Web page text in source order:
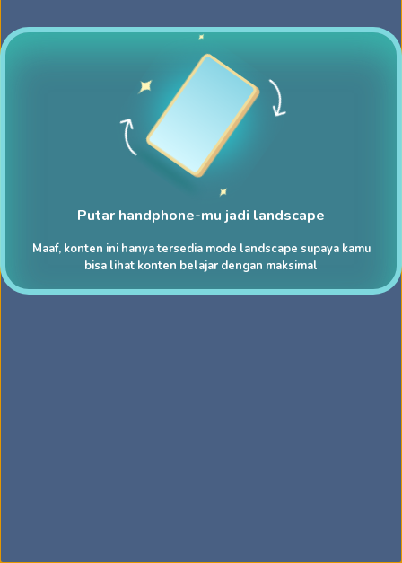
Putar handphone-mu jadi landscape
Maaf, konten ini hanya tersedia mode landscape supaya kamu
bisa lihat konten belajar dengan maksimal